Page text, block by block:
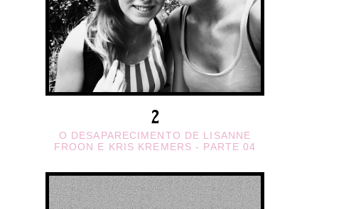
O DESAPARECIMENTO DE LISANNE
FROON E KRIS KREMERS - PARTE 04